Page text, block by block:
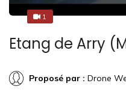
1
1
Etang de Arry
Proposé par : Drone